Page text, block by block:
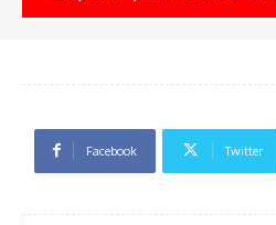
Facebook Twitter